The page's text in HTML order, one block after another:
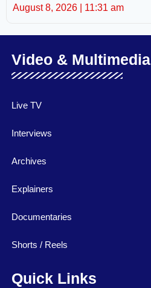
August 8, 2026 11:31 am
Video & Multimedia
Live TV
Interviews
Archives
Explainers
Documentaries
Shorts / Reels
Quick Links